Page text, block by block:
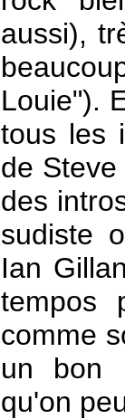
aussi),
Louie").
tous les
de
des
sudiste
Ian
tempos
comme
un bon
qu'on